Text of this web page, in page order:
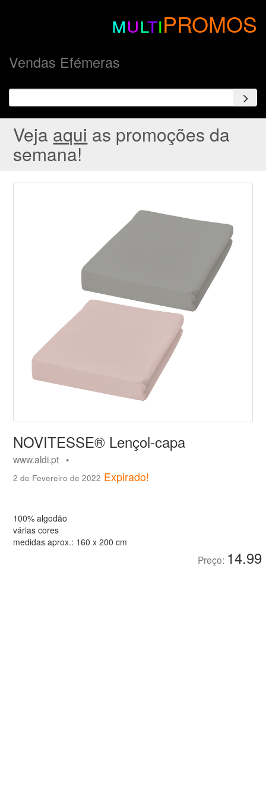
multiPROMOS
Vendas Efémeras
Veja aqui as promoções da
semana!
NOVITESSE® Lençol-capa
www.aldi.pt •
2 de Fevereiro de 2022 Expirado!
100% algodão
várias cores
medidas aprox.: 160 x 200 cm
Preço: 14.99